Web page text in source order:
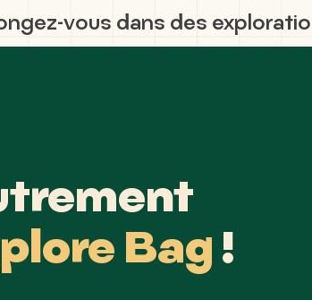
vous dans des
Bag !